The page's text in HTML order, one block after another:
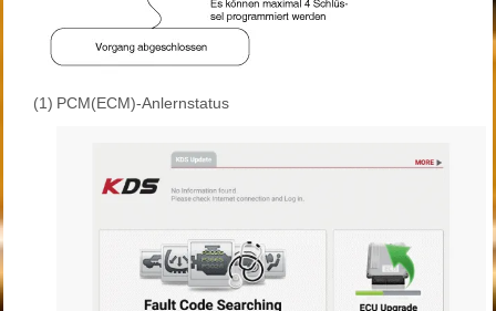
(1) PCM(ECM)-Anlernstatus